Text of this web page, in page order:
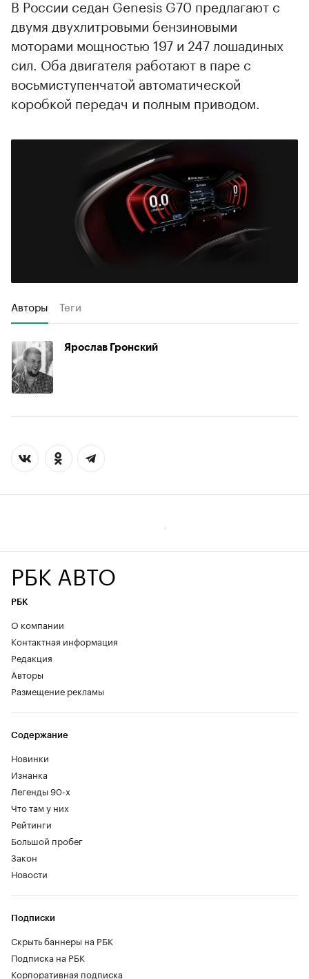
В России седан Genesis G70 предлагают с
двумя двухлитровыми бензиновыми
моторами мощностью 197 и 247 лошадиных
сил. Оба двигателя работают в паре с
восьмиступенчатой автоматической
коробкой передач и полным приводом.
Авторы Теги
Ярослав Гронский
РБК АВТО
РБК
О компании
Контактная информация
Редакция
Авторы
Размещение рекламы
Содержание
Новинки
Изнанка
Легенды 90-х
Что там у них
Рейтинги
Большой пробег
Закон
Новости
Подписки
Скрыть баннеры на РБК
Подписка на РБК
Корпоративная подписка